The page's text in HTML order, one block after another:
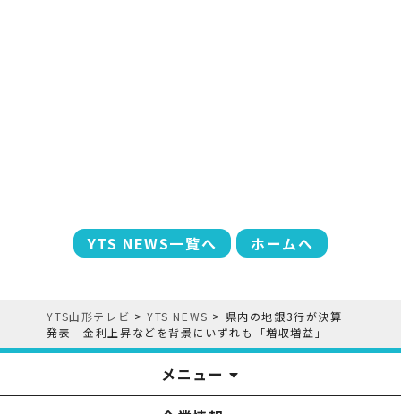
YTS NEWS一覧へ ホームへ
YTS山形テレビ >YTS NEWS > 県内の地銀3行が決算
発表 金利上昇などを背景にいずれも「増収増益」
メニュー